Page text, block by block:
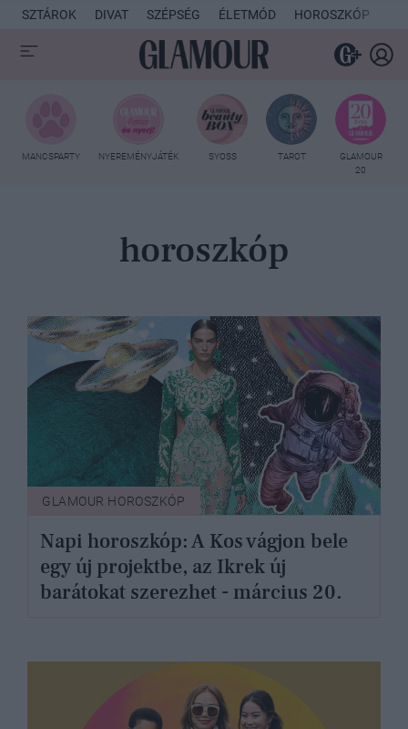
SZTÁROK DIVAT SZÉPSÉG ÉLETMÓD HOROSZKÓP
MANCSPARTY NYEREMÉNYJÁTÉK SYOSS TAROT
GLAMOUR
20
horoszkóp
GLAMOUR HOROSZKÓP
Napi horoszkóp: A Kos vágjon bele
egy új projektbe, az Ikrek új
barátokat szerezhet - március 20.